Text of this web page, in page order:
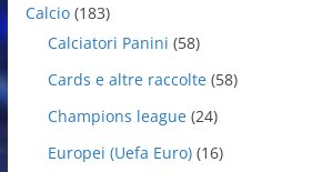
Calcio(183)
Calciatori Panini (58)
Cards e altre raccolte(58)
Champions league(24)
Europei (Uefa Euro)(16)